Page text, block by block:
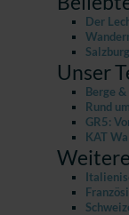
Der
Unser
Berge
Rund
GR5:
KAT